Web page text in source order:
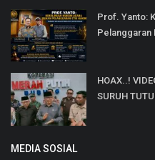
Prof. Yanto:
Pelanggaran
HOAX..!
SURUH
MEDIA SOSIAL